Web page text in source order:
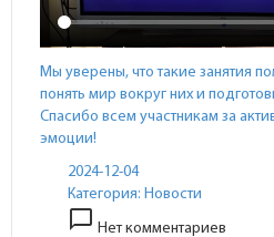
Мы уверены, что такие занятия
понять мир вокруг них и
Спасибо всем участникам за
эмоции!
2024-12-04
Категория: Новости
chat_bubble_outline Нет комментариев